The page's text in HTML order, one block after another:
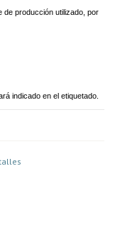
de producción utilizado, por
indicado en el etiquetado.